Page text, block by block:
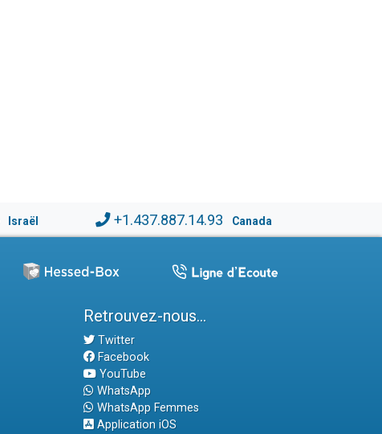
Israël +1.437.887.14.93 Canada
Retrouvez-nous...
Twitter
Facebook
YouTube
WhatsApp
WhatsApp Femmes
Application iOS